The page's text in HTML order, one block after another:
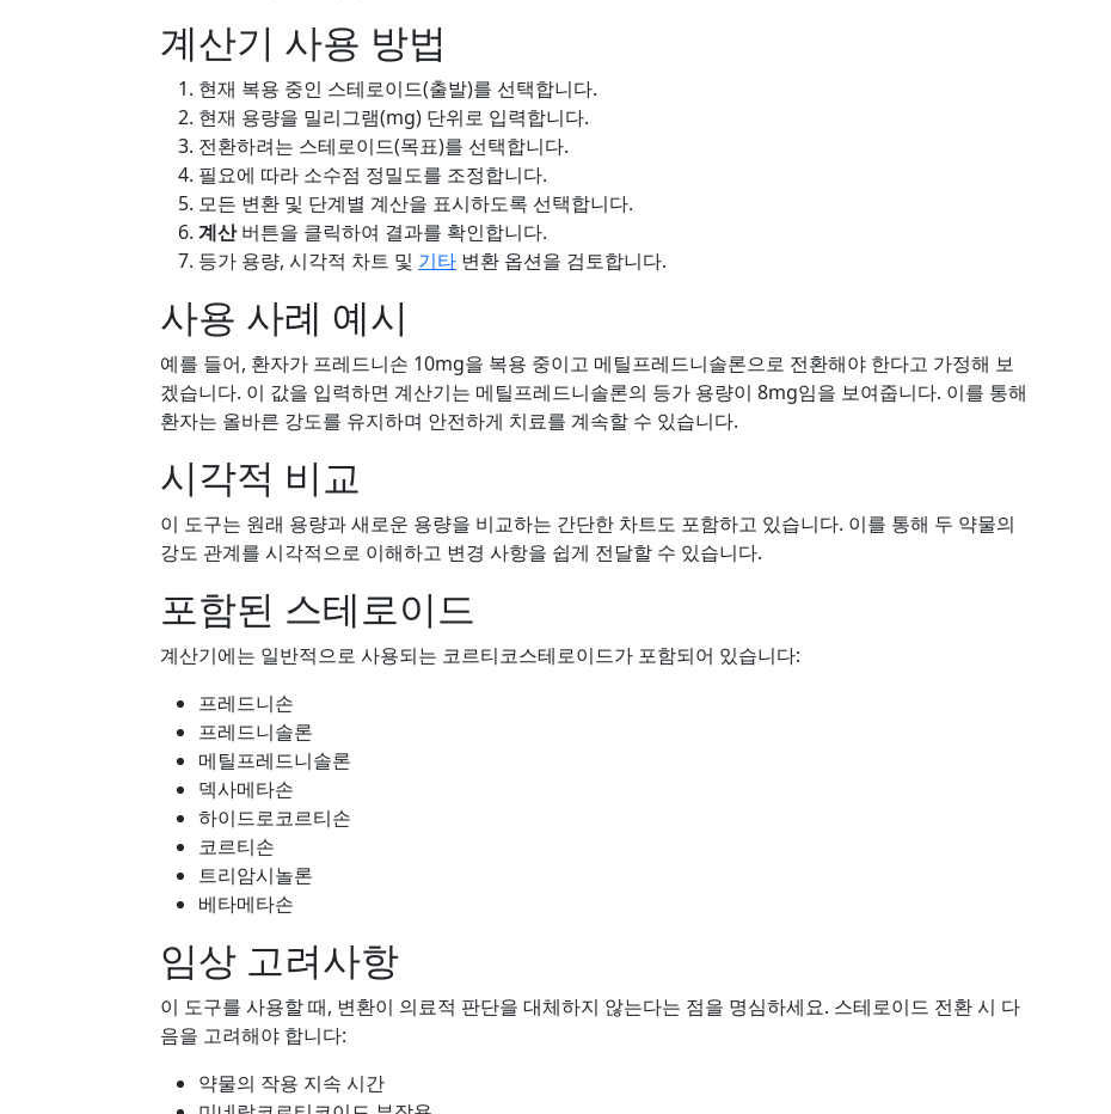
계산기 사용 방법
현재 복용 중인 스테로이드(출발)를 선택합니다.
현재 용량을 밀리그램(mg) 단위로 입력합니다.
전환하려는 스테로이드(목표)를 선택합니다.
필요에 따라 소수점 정밀도를 조정합니다.
모든 변환 및 단계별 계산을 표시하도록 선택합니다.
계산버튼을 클릭하여 결과를 확인합니다.
등가 용량, 시각적 차트 및 기타 변환 옵션을 검토합니다.
사용 사례 예시
예를 들어, 환자가 프레드니손 10mg을 복용 중이고 메틸프레드니솔론으로 전환해야 한다고 가정해 보
겠습니다. 이 값을 입력하면 계산기는 메틸프레드니솔론의 등가 용량이 8mg임을 보여줍니다. 이를 통해
환자는 올바른 강도를 유지하며 안전하게 치료를 계속할 수 있습니다.
시각적 비교
이 도구는 원래 용량과 새로운 용량을 비교하는 간단한 차트도 포함하고 있습니다. 이를 통해 두 약물의
강도 관계를 시각적으로 이해하고 변경 사항을 쉽게 전달할 수 있습니다.
포함된 스테로이드
계산기에는 일반적으로 사용되는 코르티코스테로이드가 포함되어 있습니다:
프레드니손
프레드니솔론
메틸프레드니솔론
덱사메타손
하이드로코르티손
코르티손
트리암시놀론
베타메타손
임상 고려사항
이 도구를 사용할 때, 변환이 의료적 판단을 대체하지 않는다는 점을 명심하세요. 스테로이드 전환 시 다
음을 고려해야 합니다:
약물의 작용 지속 시간